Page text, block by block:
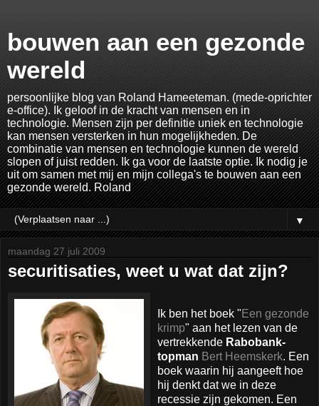
bouwen aan een gezonde
wereld
persoonlijke blog van Roland Hameeteman. (mede-oprichter
e-office). Ik geloof in de kracht van mensen en in
technologie. Mensen zijn per definitie uniek en technologie
kan mensen versterken in hun mogelijkheden. De
combinatie van mensen en technologie kunnen de wereld
slopen of juist redden. Ik ga voor de laatste optie. Ik nodig je
uit om samen met mij en mijn collega's te bouwen aan een
gezonde wereld. Roland
▼
maandag 27 juli 2009
securitisaties, weet u wat dat zijn?
Ik ben het boek " Een gezonde
krimp" aan het lezen van de
vertrekkende Rabobank-
topman Bert Heemskerk. Een
boek waarin hij aangeeft hoe
hij denkt dat we in deze
recessie zijn gekomen. Een